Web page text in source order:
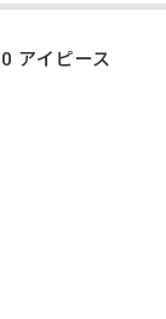
アイピース